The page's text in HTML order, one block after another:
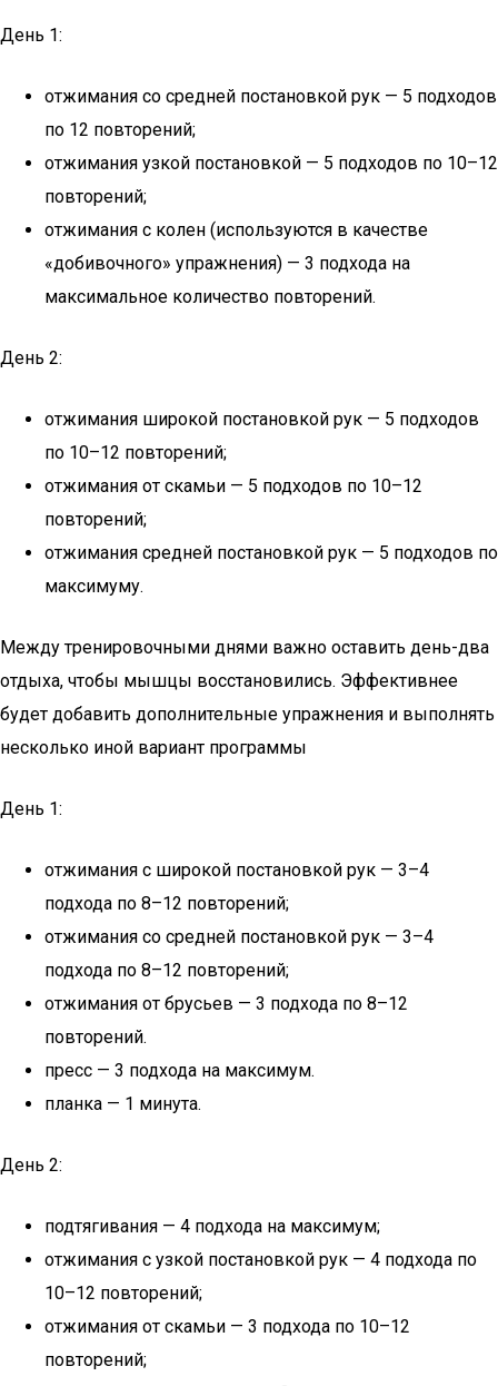
День 1:
отжимания со средней постановкой рук — 5 подходов
по 12 повторений;
отжимания узкой постановкой — 5 подходов по 10–12
повторений;
отжимания с колен (используются в качестве
«добивочного» упражнения) — 3 подхода на
максимальное количество повторений.
День 2:
отжимания широкой постановкой рук — 5 подходов
по 10–12 повторений;
отжимания от скамьи — 5 подходов по 10–12
повторений;
отжимания средней постановкой рук — 5 подходов по
максимуму.
Между тренировочными днями важно оставить день-два
отдыха, чтобы мышцы восстановились. Эффективнее
будет добавить дополнительные упражнения и выполнять
несколько иной вариант программы
День 1:
отжимания с широкой постановкой рук — 3–4
подхода по 8–12 повторений;
отжимания со средней постановкой рук — 3–4
подхода по 8–12 повторений;
отжимания от брусьев — 3 подхода по 8–12
повторений.
пресс — 3 подхода на максимум.
планка — 1 минута.
День 2:
подтягивания — 4 подхода на максимум;
отжимания с узкой постановкой рук — 4 подхода по
10–12 повторений;
отжимания от скамьи — 3 подхода по 10–12
повторений;